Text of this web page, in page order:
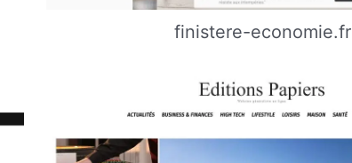
finistere-economie.fr